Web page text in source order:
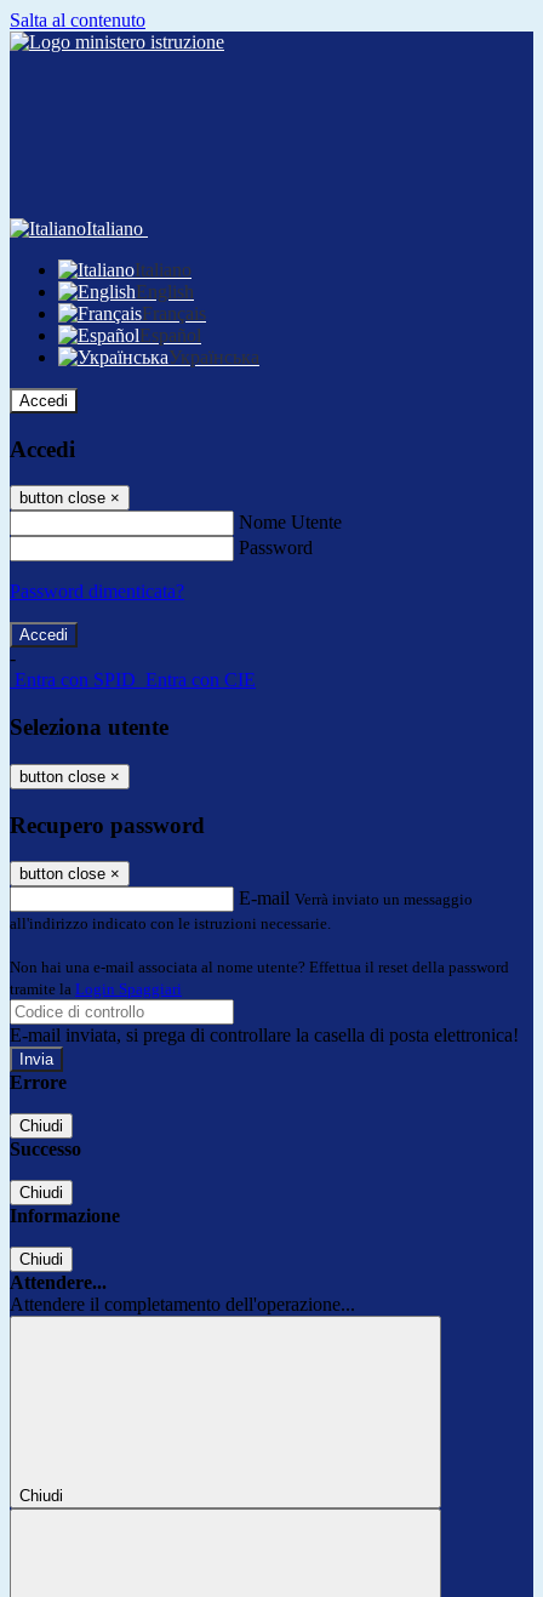
Salta al contenuto
Italiano
Italiano
English
Français
Español
Українська
Accedi
Accedi
button close ×
Nome Utente
Password
Password dimenticata?
-
Entra con SPID Entra con CIE
Seleziona utente
button close ×
Recupero password
button close ×
E-mail Verrà inviato un messaggio
all'indirizzo indicato con le istruzioni necessarie.
Non hai una e-mail associata al nome utente? Effettua il reset della password
tramite la Login Spaggiari
E-mail inviata, si prega di controllare la casella di posta elettronica!
Errore
Chiudi
Successo
Chiudi
Informazione
Chiudi
Attendere...
Attendere il completamento dell'operazione...
Chiudi